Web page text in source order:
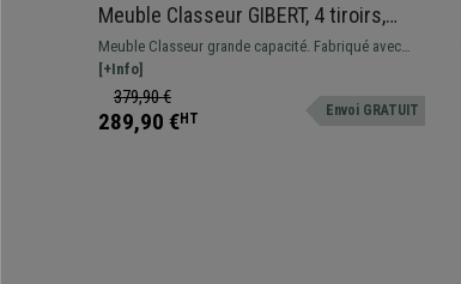
Meuble Classeur GIBERT, 4 tiroirs,
132x62x46 cm, en acier blanc
Meuble Classeur grande capacité. Fabriqué avec
des matériaux de haute qualité.
[+Info]
379,90 €
289,90 €HT Envoi GRATUIT